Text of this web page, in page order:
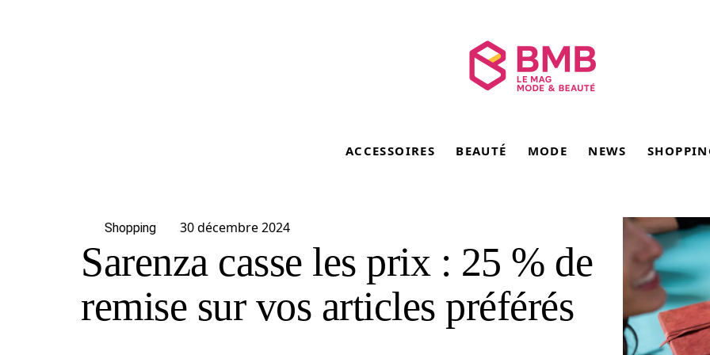
ACCESSOIRES BEAUTÉ MODE NEWS
Shopping 30 décembre 2024
Sarenza casse les prix : 25 % de
remise sur vos articles préférés